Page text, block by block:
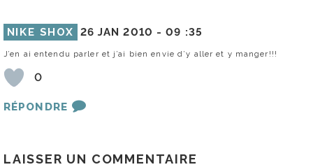
NIKE SHOX 26 JAN 2010 -09 :35
J’en ai entendu parler et j’ai bien envie d’y aller et y manger!!!
0
RÉPONDRE
LAISSER UN COMMENTAIRE